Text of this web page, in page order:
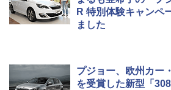
R 特別体験キャンペ
ました
プジョー、欧州カー
を受賞した新型「